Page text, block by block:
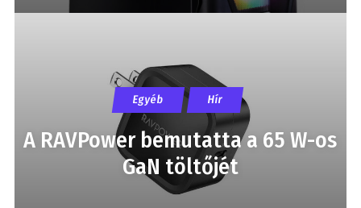
Egyéb Hír
A RAVPower bemutatta a 65 W-os
GaN töltőjét